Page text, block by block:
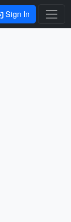
Sign In